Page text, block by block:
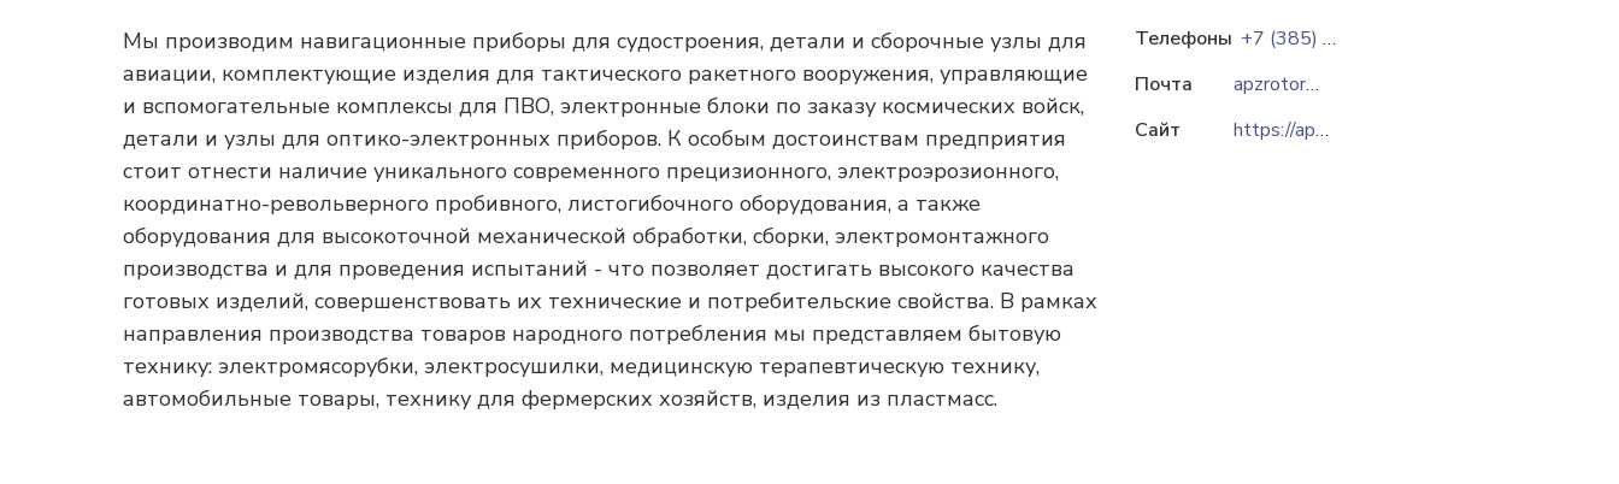
Мы производим навигационные приборы для судостроения, детали и сборочные узлы для
авиации, комплектующие изделия для тактического ракетного вооружения, управляющие
и вспомогательные комплексы для ПВО, электронные блоки по заказу космических войск,
детали и узлы для оптико-электронных приборов. К особым достоинствам предприятия
стоит отнести наличие уникального современного прецизионного, электроэрозионного,
координатно-револьверного пробивного, листогибочного оборудования, а также
оборудования для высокоточной механической обработки, сборки, электромонтажного
производства и для проведения испытаний - что позволяет достигать высокого качества
готовых изделий, совершенствовать их технические и потребительские свойства. В рамках
направления производства товаров народного потребления мы представляем бытовую
технику: электромясорубки, электросушилки, медицинскую терапевтическую технику,
автомобильные товары, технику для фермерских хозяйств, изделия из пластмасс.
Телефоны +7 (385) 224-13-36
Почта
apzrotor@ab.ru
Сайт
https://apzrotor.ru